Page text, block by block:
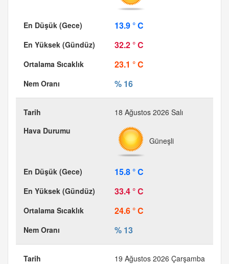
13.9 ° C
32.2 ° C
23.1 ° C
% 16
18 Ağustos 2026 Salı
Güneşli
15.8 ° C
33.4 ° C
24.6 ° C
% 13
19 Ağustos 2026 Çarşamba